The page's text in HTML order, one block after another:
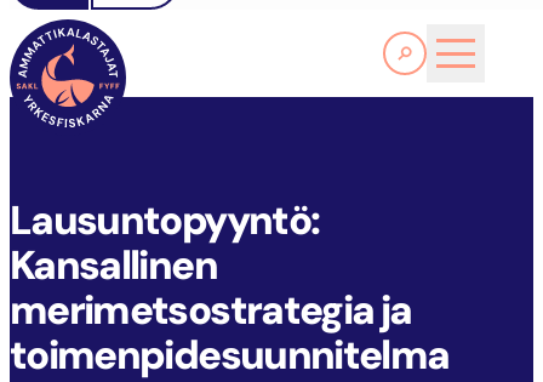
Lue lisää
SAKL
Lausuntopyyntö:
Kansallinen
merimetsostrategia ja
toimenpidesuunnitelma